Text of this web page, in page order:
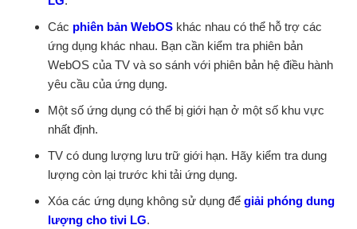
Các phiên bản WebOSkhác nhau có thể hỗ trợ các
ứng dụng khác nhau. Bạn cần kiểm tra phiên bản
WebOS của TV và so sánh với phiên bản hệ điều hành
yêu cầu của ứng dụng.
Một số ứng dụng có thể bị giới hạn ở một số khu vực
nhất định.
TV có dung lượng lưu trữ giới hạn. Hãy kiểm tra dung
lượng còn lại trước khi tải ứng dụng.
Xóa các ứng dụng không sử dụng để giải phóng dung
lượng cho tivi LG.